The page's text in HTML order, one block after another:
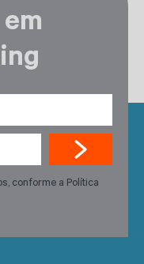
conforme a Política